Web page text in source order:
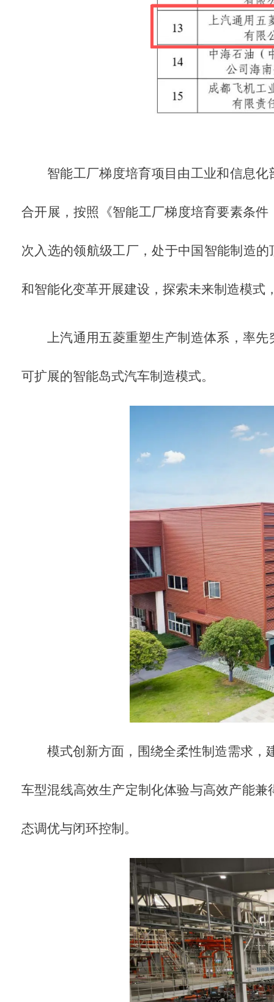
智能工厂梯度培育项目由工业和信息
合开展，按照《智能工厂梯度培育要素条件
次入选的领航级工厂，处于中国智能制造
和智能化变革开展建设，探索未来制造模式
上汽通用五菱重塑生产制造体系，率
可扩展的智能岛式汽车制造模式。
模式创新方面，围绕全柔性制造需求，
车型混线高效生产定制化体验与高效产能
态调优与闭环控制。